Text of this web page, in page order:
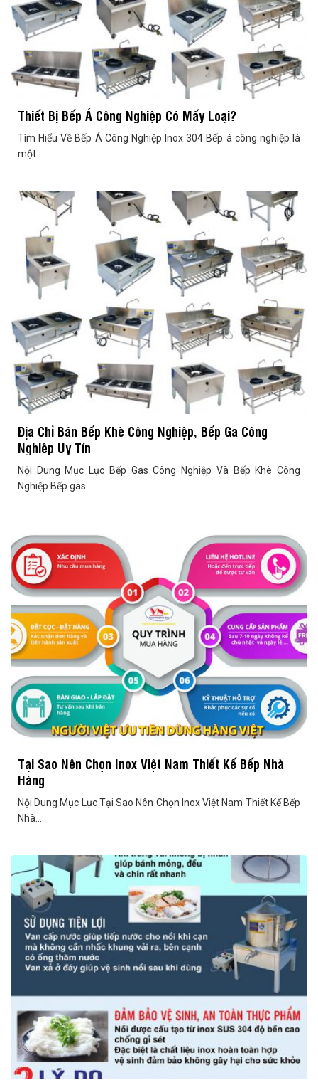
Thiết Bị Bếp Á Công Nghiệp Có Mấy Loại?
Tìm Hiểu Về Bếp Á Công Nghiệp Inox 304 Bếp á công nghiệp là
một...
Địa Chỉ Bán Bếp Khè Công Nghiệp, Bếp Ga Công
Nghiệp Uy Tín
Nội Dung Mục Lục Bếp Gas Công Nghiệp Và Bếp Khè Công
Nghiệp Bếp gas...
Tại Sao Nên Chọn Inox Việt Nam Thiết Kế Bếp Nhà
Hàng
Nội Dung Mục Lục Tại Sao Nên Chọn Inox Việt Nam Thiết Kế Bếp
Nhà...